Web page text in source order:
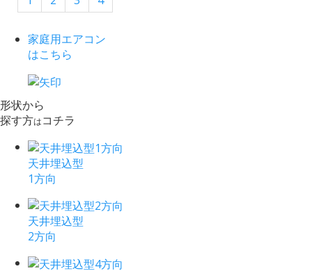
家庭用エアコン
はこちら
形状から
探す方はコチラ
天井埋込型
1方向
天井埋込型
2方向